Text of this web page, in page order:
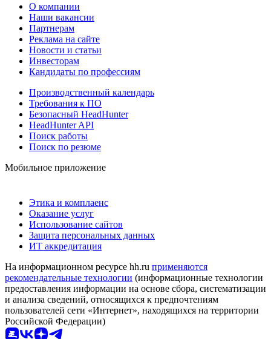
О компании
Наши вакансии
Партнерам
Реклама на сайте
Новости и статьи
Инвесторам
Кандидаты по профессиям
Производственный календарь
Требования к ПО
Безопасный HeadHunter
HeadHunter API
Поиск работы
Поиск по резюме
Мобильное приложение
Этика и комплаенс
Оказание услуг
Использование сайтов
Защита персональных данных
ИТ аккредитация
На информационном ресурсе hh.ru применяются
рекомендательные технологии (информационные технологии
предоставления информации на основе сбора, систематизации
и анализа сведений, относящихся к предпочтениям
пользователей сети «Интернет», находящихся на территории
Российской Федерации)